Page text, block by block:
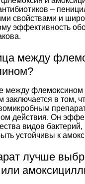
–
свойствами и
эффективность
между
между флемоксином
заключается в том,
действия. Он
видов бактерий,
устойчивы к
лучше